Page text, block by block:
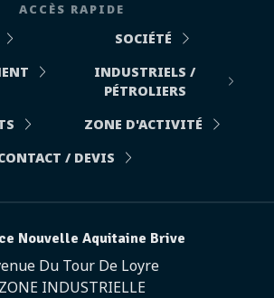
ACCÈS RAPIDE
SOCIÉTÉ
INDUSTRIELS /
PÉTROLIERS
ZONE D'ACTIVITÉ
/ DEVIS
Nouvelle Aquitaine Brive
Du Tour De Loyre
ZONE INDUSTRIELLE